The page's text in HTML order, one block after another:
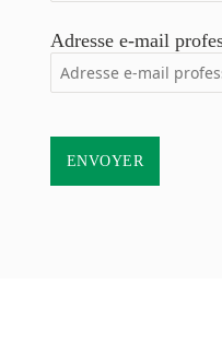
Adresse e-mail
ENVOYER